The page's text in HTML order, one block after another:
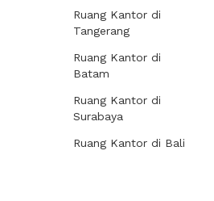
Ruang Kantor di
Tangerang
Ruang Kantor di
Batam
Ruang Kantor di
Surabaya
Ruang Kantor di Bali